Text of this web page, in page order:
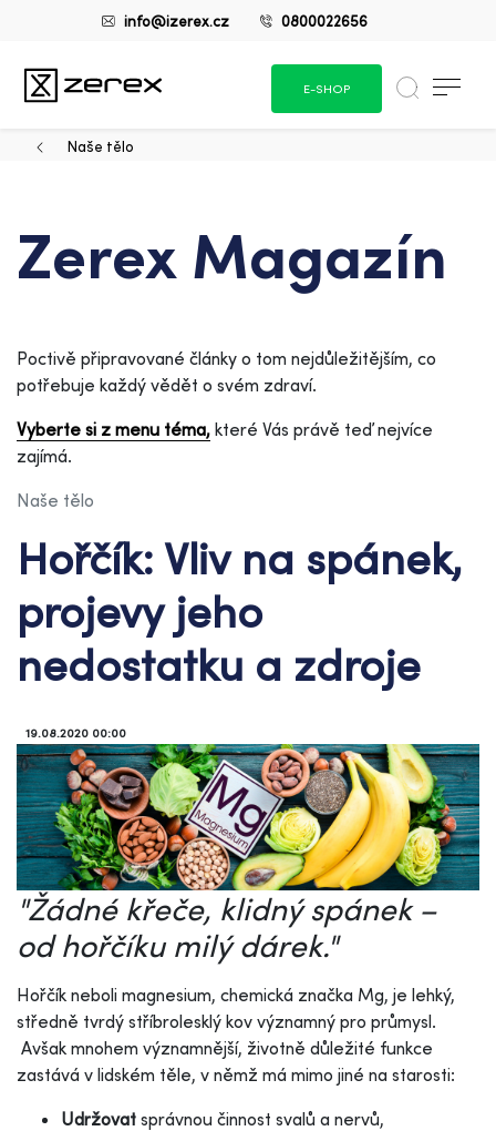
info@izerex.cz 0800022656
E-SHOP
Naše tělo
Zerex Magazín
Poctivě připravované články o tom nejdůležitějším, co
potřebuje každý vědět o svém zdraví.
Vyberte si z menu téma, které Vás právě teď nejvíce
zajímá.
Naše tělo
Hořčík: Vliv na spánek,
projevy jeho
nedostatku a zdroje
19.08.2020 00:00
"Žádné křeče, klidný spánek –
od hořčíku milý dárek."
Hořčík neboli magnesium, chemická značka Mg, je lehký,
středně tvrdý stříbrolesklý kov významný pro průmysl.
Avšak mnohem významnější, životně důležité funkce
zastává v lidském těle, v němž má mimo jiné na starosti:
Udržovat správnou činnost svalů a nervů,